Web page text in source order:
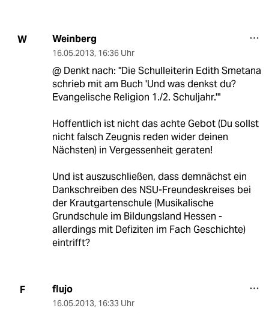
W Weinberg
16.05.2013, 16:36 Uhr
@ Denkt nach: "Die Schulleiterin Edith Smetana
schrieb mit am Buch 'Und was denkst du?
Evangelische Religion 1./2. Schuljahr.'"
Hoffentlich ist nicht das achte Gebot (Du sollst
nicht falsch Zeugnis reden wider deinen
Nächsten) in Vergessenheit geraten!
Und ist auszuschließen, dass demnächst ein
Dankschreiben des NSU-Freundeskreises bei
der Krautgartenschule (Musikalische
Grundschule im Bildungsland Hessen -
allerdings mit Defiziten im Fach Geschichte)
eintrifft?
F flujo
16.05.2013, 16:33 Uhr